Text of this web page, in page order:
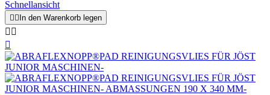
Schnellansicht
  In den Warenkorb legen
 
